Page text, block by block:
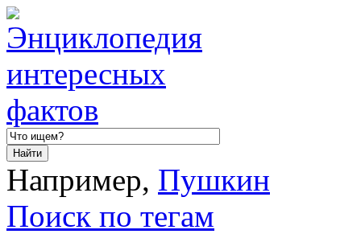
Например, Пушкин
Поиск по тегам